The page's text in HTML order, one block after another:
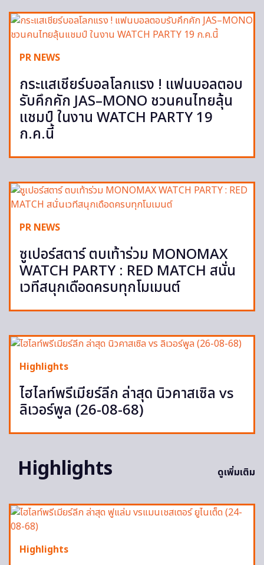
PR NEWS
กระแสเชียร์บอลโลกแรง ! แฟนบอลตอบ
รับคึกคัก JAS–MONO ชวนคนไทยลุ้น
แชมป์ ในงาน WATCH PARTY 19
ก.ค.นี้
PR NEWS
ซูเปอร์สตาร์ ตบเท้าร่วม MONOMAX
WATCH PARTY : RED MATCH สนั่น
เวทีสนุกเดือดครบทุกโมเมนต์
Highlights
ไฮไลท์พรีเมียร์ลีก ล่าสุด นิวคาสเซิล vs
ลิเวอร์พูล (26-08-68)
Highlights ดูเพิ่มเติม
Highlights